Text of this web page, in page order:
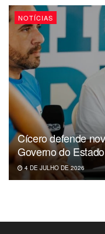
NOTÍCIAS
Cícero defende
Governo do
4 DE JULHO DE 2026